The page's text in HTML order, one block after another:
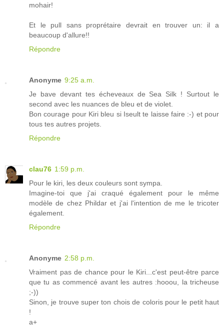
mohair!
Et le pull sans proprétaire devrait en trouver un: il a
beaucoup d'allure!!
Répondre
Anonyme 9:25 a.m.
Je bave devant tes écheveaux de Sea Silk ! Surtout le
second avec les nuances de bleu et de violet.
Bon courage pour Kiri bleu si Iseult te laisse faire :-) et pour
tous tes autres projets.
Répondre
clau76 1:59 p.m.
Pour le kiri, les deux couleurs sont sympa.
Imagine-toi que j'ai craqué également pour le même
modèle de chez Phildar et j'ai l'intention de me le tricoter
également.
Répondre
Anonyme 2:58 p.m.
Vraiment pas de chance pour le Kiri...c'est peut-être parce
que tu as commencé avant les autres :hooou, la tricheuse
;-))
Sinon, je trouve super ton chois de coloris pour le petit haut
!
a+